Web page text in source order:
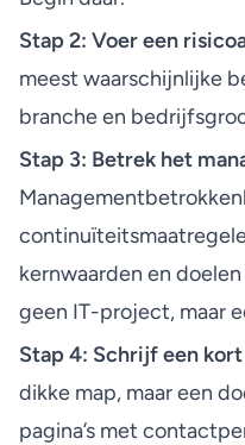
Stap 2: Voer een
meest waarschijnlijke
branche en
Stap 3: Betrek het
kernwaarden en
geen IT-project, maar
Stap 4: Schrijf een
dikke map, maar een
pagina’s met